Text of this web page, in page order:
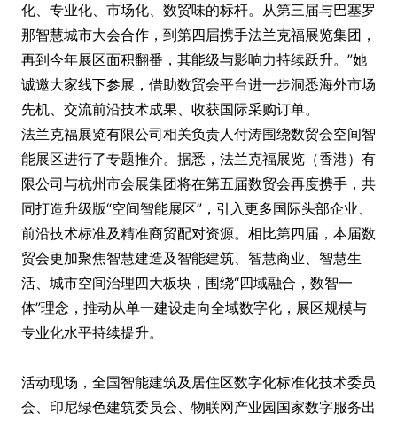
化、专业化、市场化、数贸味的标杆。从第三届与巴塞罗
那智慧城市大会合作，到第四届携手法兰克福展览集团，
再到今年展区面积翻番，其能级与影响力持续跃升。”她
诚邀大家线下参展，借助数贸会平台进一步洞悉海外市场
先机、交流前沿技术成果、收获国际采购订单。
法兰克福展览有限公司相关负责人付涛围绕数贸会空间智
能展区进行了专题推介。据悉，法兰克福展览（香港）有
限公司与杭州市会展集团将在第五届数贸会再度携手，共
同打造升级版“空间智能展区”，引入更多国际头部企业、
前沿技术标准及精准商贸配对资源。相比第四届，本届数
贸会更加聚焦智慧建造及智能建筑、智慧商业、智慧生
活、城市空间治理四大板块，围绕“四域融合，数智一
体”理念，推动从单一建设走向全域数字化，展区规模与
专业化水平持续提升。
活动现场，全国智能建筑及居住区数字化标准化技术委员
会、印尼绿色建筑委员会、物联网产业园国家数字服务出